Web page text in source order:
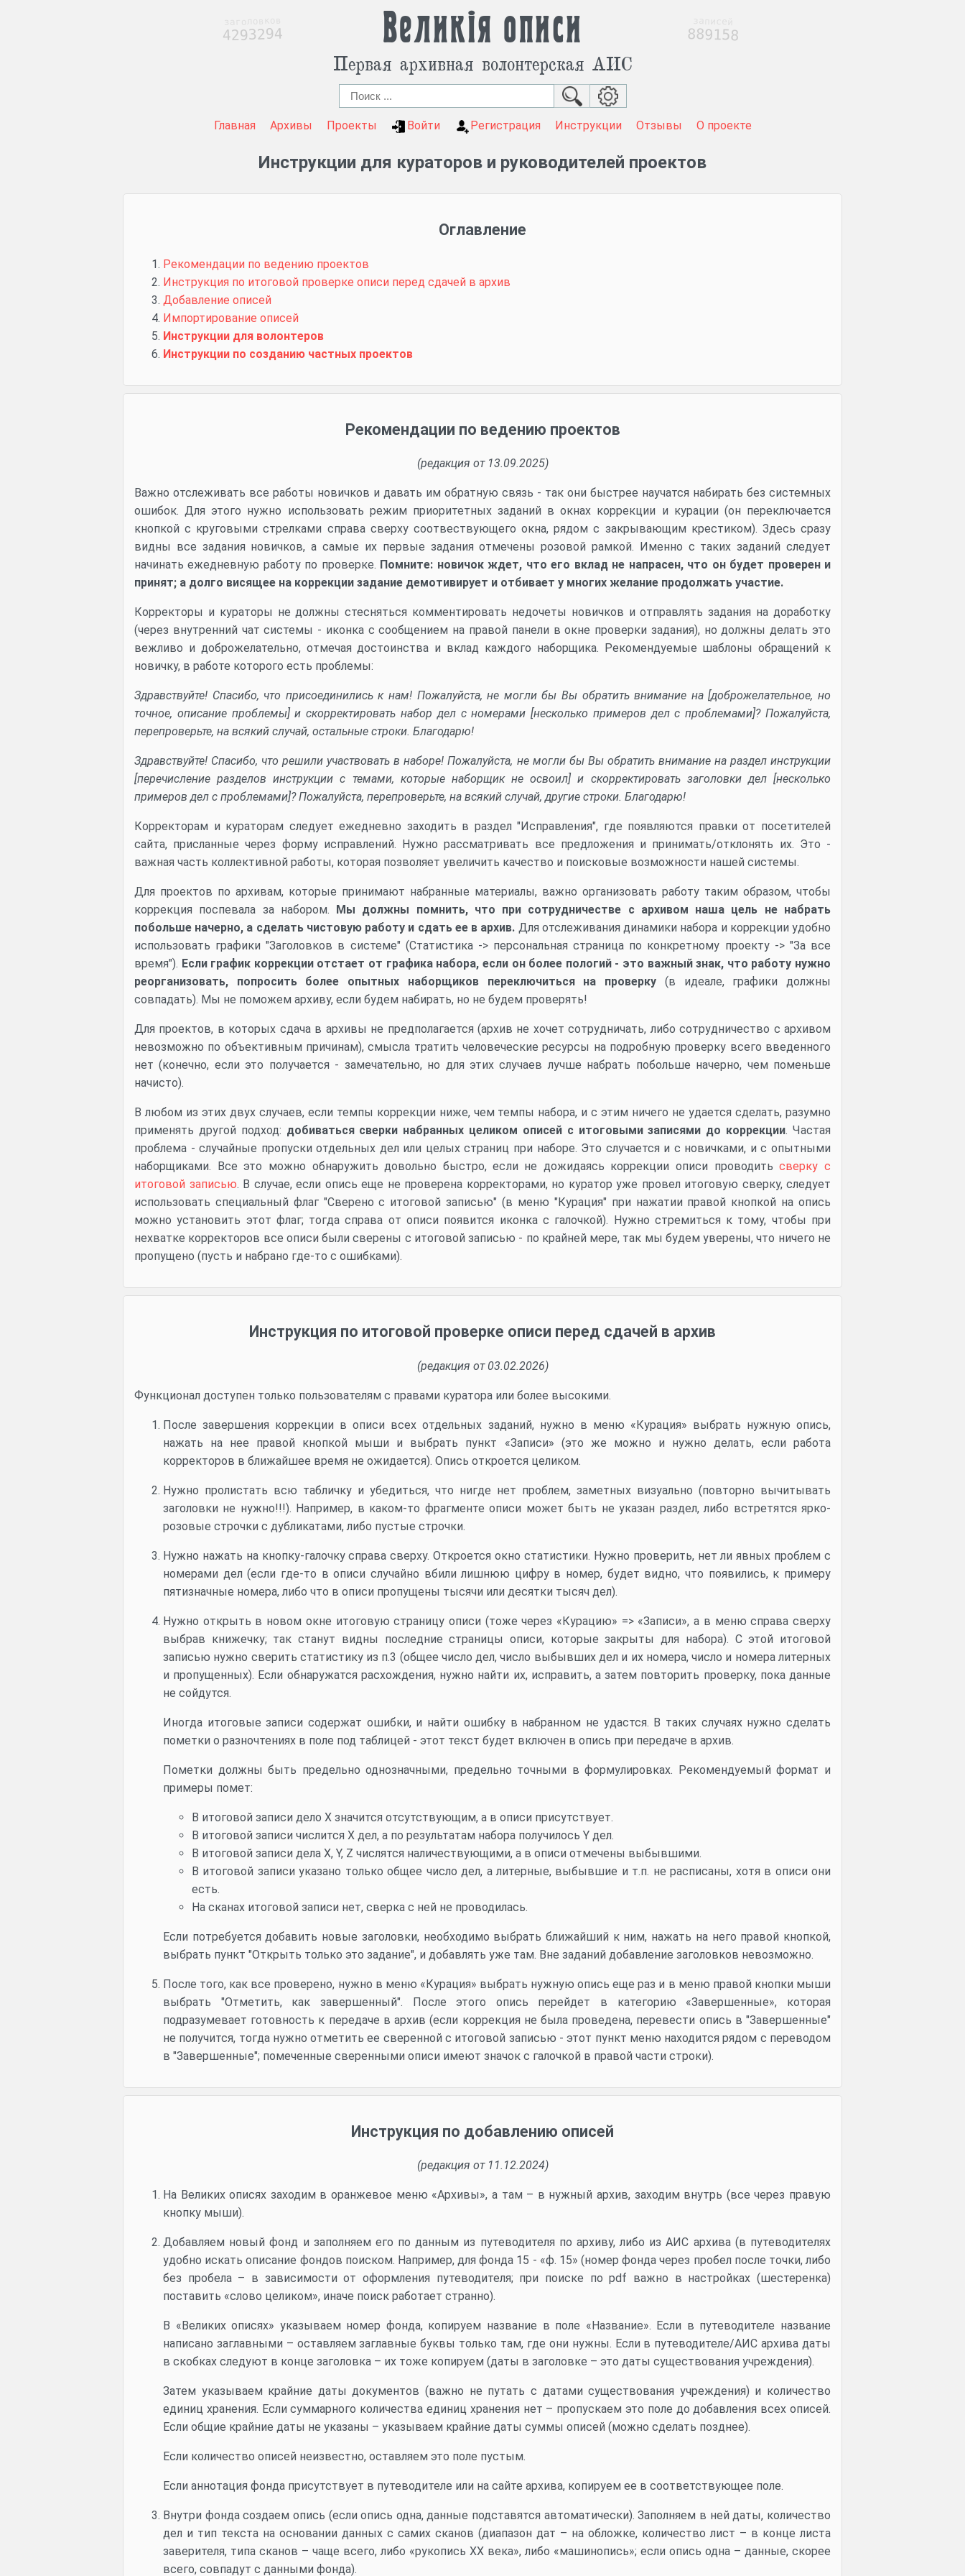
Великія описи
Первая архивная волонтерская АИС
Главная Архивы Проекты Войти Регистрация Инструкции Отзывы О проекте
Инструкции для кураторов и руководителей проектов
Оглавление
Рекомендации по ведению проектов
Инструкция по итоговой проверке описи перед сдачей в архив
Добавление описей
Импортирование описей
Инструкции для волонтеров
Инструкции по созданию частных проектов
Рекомендации по ведению проектов
(редакция от 13.09.2025)
Важно отслеживать все работы новичков и давать им обратную связь - так они быстрее научатся набирать без системных
ошибок. Для этого нужно использовать режим приоритетных заданий в окнах коррекции и курации (он переключается
кнопкой с круговыми стрелками справа сверху соотвествующего окна, рядом с закрывающим крестиком). Здесь сразу
видны все задания новичков, а самые их первые задания отмечены розовой рамкой. Именно с таких заданий следует
начинать ежедневную работу по проверке. Помните: новичок ждет, что его вклад не напрасен, что он будет проверен и
принят; а долго висящее на коррекции задание демотивирует и отбивает у многих желание продолжать участие.
Корректоры и кураторы не должны стесняться комментировать недочеты новичков и отправлять задания на доработку
(через внутренний чат системы - иконка с сообщением на правой панели в окне проверки задания), но должны делать это
вежливо и доброжелательно, отмечая достоинства и вклад каждого наборщика. Рекомендуемые шаблоны обращений к
новичку, в работе которого есть проблемы:
Здравствуйте! Спасибо, что присоединились к нам! Пожалуйста, не могли бы Вы обратить внимание на [доброжелательное, но
точное, описание проблемы] и скорректировать набор дел с номерами [несколько примеров дел с проблемами]? Пожалуйста,
перепроверьте, на всякий случай, остальные строки. Благодарю!
Здравствуйте! Спасибо, что решили участвовать в наборе! Пожалуйста, не могли бы Вы обратить внимание на раздел инструкции
[перечисление разделов инструкции с темами, которые наборщик не освоил] и скорректировать заголовки дел [несколько
примеров дел с проблемами]? Пожалуйста, перепроверьте, на всякий случай, другие строки. Благодарю!
Корректорам и кураторам следует ежедневно заходить в раздел "Исправления", где появляются правки от посетителей
сайта, присланные через форму исправлений. Нужно рассматривать все предложения и принимать/отклонять их. Это -
важная часть коллективной работы, которая позволяет увеличить качество и поисковые возможности нашей системы.
Для проектов по архивам, которые принимают набранные материалы, важно организовать работу таким образом, чтобы
коррекция поспевала за набором.
Мы должны помнить, что при сотрудничестве с архивом наша цель не набрать
побольше начерно, а сделать чистовую работу и сдать ее в архив. Для отслеживания динамики набора и коррекции удобно
использовать графики "Заголовков в системе" (Статистика -> персональная страница по конкретному проекту -> "За все
время"). Если график коррекции отстает от графика набора, если он более пологий - это важный знак, что работу нужно
реорганизовать, попросить более опытных наборщиков переключиться на проверку (в идеале, графики должны
совпадать). Мы не поможем архиву, если будем набирать, но не будем проверять!
Для проектов, в которых сдача в архивы не предполагается (архив не хочет сотрудничать, либо сотрудничество с архивом
невозможно по объективным причинам), смысла тратить человеческие ресурсы на подробную проверку всего введенного
нет (конечно, если это получается - замечательно, но для этих случаев лучше набрать побольше начерно, чем поменьше
начисто).
В любом из этих двух случаев, если темпы коррекции ниже, чем темпы набора, и с этим ничего не удается сделать, разумно
применять другой подход: добиваться сверки набранных целиком описей с итоговыми записями до коррекции. Частая
проблема - случайные пропуски отдельных дел или целых страниц при наборе. Это случается и с новичками, и с опытными
наборщиками. Все это можно обнаружить довольно быстро, если не дожидаясь коррекции описи проводитьсверку с
итоговой записью. В случае, если опись еще не проверена корректорами, но куратор уже провел итоговую сверку, следует
использовать специальный флаг "Сверено с итоговой записью" (в меню "Курация" при нажатии правой кнопкой на опись
можно установить этот флаг; тогда справа от описи появится иконка с галочкой). Нужно стремиться к тому, чтобы при
нехватке корректоров все описи были сверены с итоговой записью - по крайней мере, так мы будем уверены, что ничего не
пропущено (пусть и набрано где-то с ошибками).
Инструкция по итоговой проверке описи перед сдачей в архив
(редакция от 03.02.2026)
Функционал доступен только пользователям с правами куратора или более высокими.
После завершения коррекции в описи всех отдельных заданий, нужно в меню «Курация» выбрать нужную опись,
нажать на нее правой кнопкой мыши и выбрать пункт «Записи» (это же можно и нужно делать, если работа
корректоров в ближайшее время не ожидается). Опись откроется целиком.
Нужно пролистать всю табличку и убедиться, что нигде нет проблем, заметных визуально (повторно вычитывать
заголовки не нужно!!!). Например, в каком-то фрагменте описи может быть не указан раздел, либо встретятся ярко-
розовые строчки с дубликатами, либо пустые строчки.
Нужно нажать на кнопку-галочку справа сверху. Откроется окно статистики. Нужно проверить, нет ли явных проблем с
номерами дел (если где-то в описи случайно вбили лишнюю цифру в номер, будет видно, что появились, к примеру
пятизначные номера, либо что в описи пропущены тысячи или десятки тысяч дел).
Нужно открыть в новом окне итоговую страницу описи (тоже через «Курацию» => «Записи», а в меню справа сверху
выбрав книжечку; так станут видны последние страницы описи, которые закрыты для набора). С этой итоговой
записью нужно сверить статистику из п.3 (общее число дел, число выбывших дел и их номера, число и номера литерных
и пропущенных). Если обнаружатся расхождения, нужно найти их, исправить, а затем повторить проверку, пока данные
не сойдутся.
Иногда итоговые записи содержат ошибки, и найти ошибку в набранном не удастся. В таких случаях нужно сделать
пометки о разночтениях в поле под таблицей - этот текст будет включен в опись при передаче в архив.
Пометки должны быть предельно однозначными, предельно точными в формулировках. Рекомендуемый формат и
примеры помет:
В итоговой записи дело X значится отсутствующим, а в описи присутствует.
В итоговой записи числится X дел, а по результатам набора получилось Y дел.
В итоговой записи дела X, Y, Z числятся наличествующими, а в описи отмечены выбывшими.
В итоговой записи указано только общее число дел, а литерные, выбывшие и т.п. не расписаны, хотя в описи они
есть.
На сканах итоговой записи нет, сверка с ней не проводилась.
Если потребуется добавить новые заголовки, необходимо выбрать ближайший к ним, нажать на него правой кнопкой,
выбрать пункт "Открыть только это задание", и добавлять уже там. Вне заданий добавление заголовков невозможно.
После того, как все проверено, нужно в меню «Курация» выбрать нужную опись еще раз и в меню правой кнопки мыши
выбрать "Отметить, как завершенный". После этого опись перейдет в категорию «Завершенные», которая
подразумевает готовность к передаче в архив (если коррекция не была проведена, перевести опись в "Завершенные"
не получится, тогда нужно отметить ее сверенной с итоговой записью - этот пункт меню находится рядом с переводом
в "Завершенные"; помеченные сверенными описи имеют значок с галочкой в правой части строки).
Инструкция по добавлению описей
(редакция от 11.12.2024)
На Великих описях заходим в оранжевое меню «Архивы», а там – в нужный архив, заходим внутрь (все через правую
кнопку мыши).
Добавляем новый фонд и заполняем его по данным из путеводителя по архиву, либо из АИС архива (в путеводителях
удобно искать описание фондов поиском. Например, для фонда 15 - «ф. 15» (номер фонда через пробел после точки, либо
без пробела – в зависимости от оформления путеводителя; при поиске по pdf важно в настройках (шестеренка)
поставить «слово целиком», иначе поиск работает странно).
В «Великих описях» указываем номер фонда, копируем название в поле «Название». Если в путеводителе название
написано заглавными – оставляем заглавные буквы только там, где они нужны. Если в путеводителе/АИС архива даты
в скобках следуют в конце заголовка – их тоже копируем (даты в заголовке – это даты существования учреждения).
Затем указываем крайние даты документов (важно не путать с датами существования учреждения) и количество
единиц хранения. Если суммарного количества единиц хранения нет – пропускаем это поле до добавления всех описей.
Если общие крайние даты не указаны – указываем крайние даты суммы описей (можно сделать позднее).
Если количество описей неизвестно, оставляем это поле пустым.
Если аннотация фонда присутствует в путеводителе или на сайте архива, копируем ее в соответствующее поле.
Внутри фонда создаем опись (если опись одна, данные подставятся автоматически). Заполняем в ней даты, количество
дел и тип текста на основании данных с самих сканов (диапазон дат – на обложке, количество лист – в конце листа
заверителя, типа сканов – чаще всего, либо «рукопись XX века», либо «машинопись»; если опись одна – данные, скорее
всего, совпадут с данными фонда).
4293294 889158